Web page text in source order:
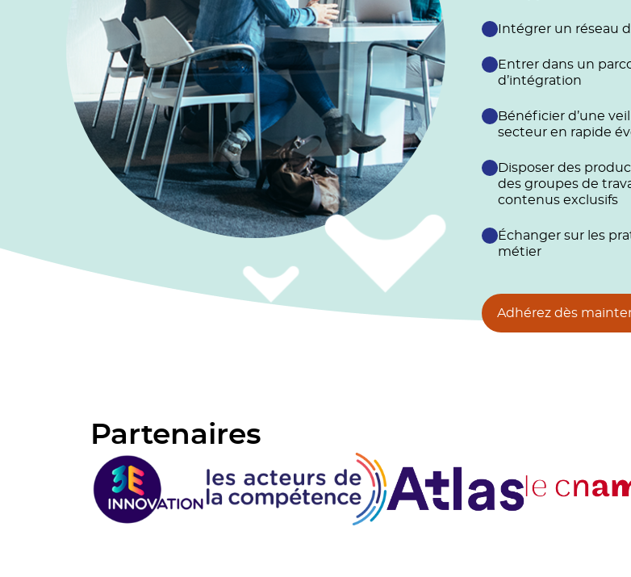
Intégrer un réseau
Entrer dans un
d’intégration
Bénéficier d’une
secteur en rapide
Disposer des
des groupes de
contenus exclusifs
Échanger sur les
métier
Adhérez dès
Partenaires